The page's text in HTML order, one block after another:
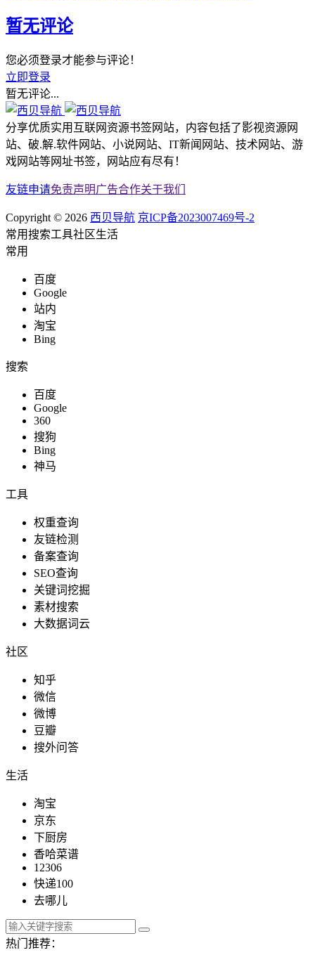
暂无评论
您必须登录才能参与评论！
立即登录
暂无评论...
分享优质实用互联网资源书签网站，内容包括了影视资源网
站、破.解.软件网站、小说网站、IT新闻网站、技术网站、游
戏网站等网址书签，网站应有尽有！
友链申请免责声明广告合作关于我们
Copyright © 2026 西贝导航 京ICP备2023007469号-2
常用搜索工具社区生活
常用
百度
Google
站内
淘宝
Bing
搜索
百度
Google
360
搜狗
Bing
神马
工具
权重查询
友链检测
备案查询
SEO查询
关键词挖掘
素材搜索
大数据词云
社区
知乎
微信
微博
豆瓣
搜外问答
生活
淘宝
京东
下厨房
香哈菜谱
12306
快递100
去哪儿
热门推荐：